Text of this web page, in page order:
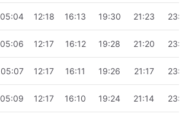
05:04 12:18 16:13 19:30 21:23
05:06 12:17 16:12 19:28 21:20
05:07 12:17 16:11 19:26 21:17
05:09 12:17 16:10 19:24 21:14